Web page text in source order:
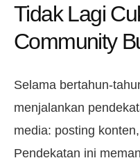
Tidak Lagi
Community
Selama bertahun-
menjalankan
media: posting
Pendekatan ini